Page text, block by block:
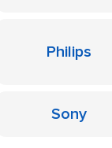
Philips
Sony